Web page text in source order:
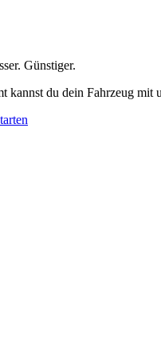
. Günstiger.
kannst du dein Fahrzeug